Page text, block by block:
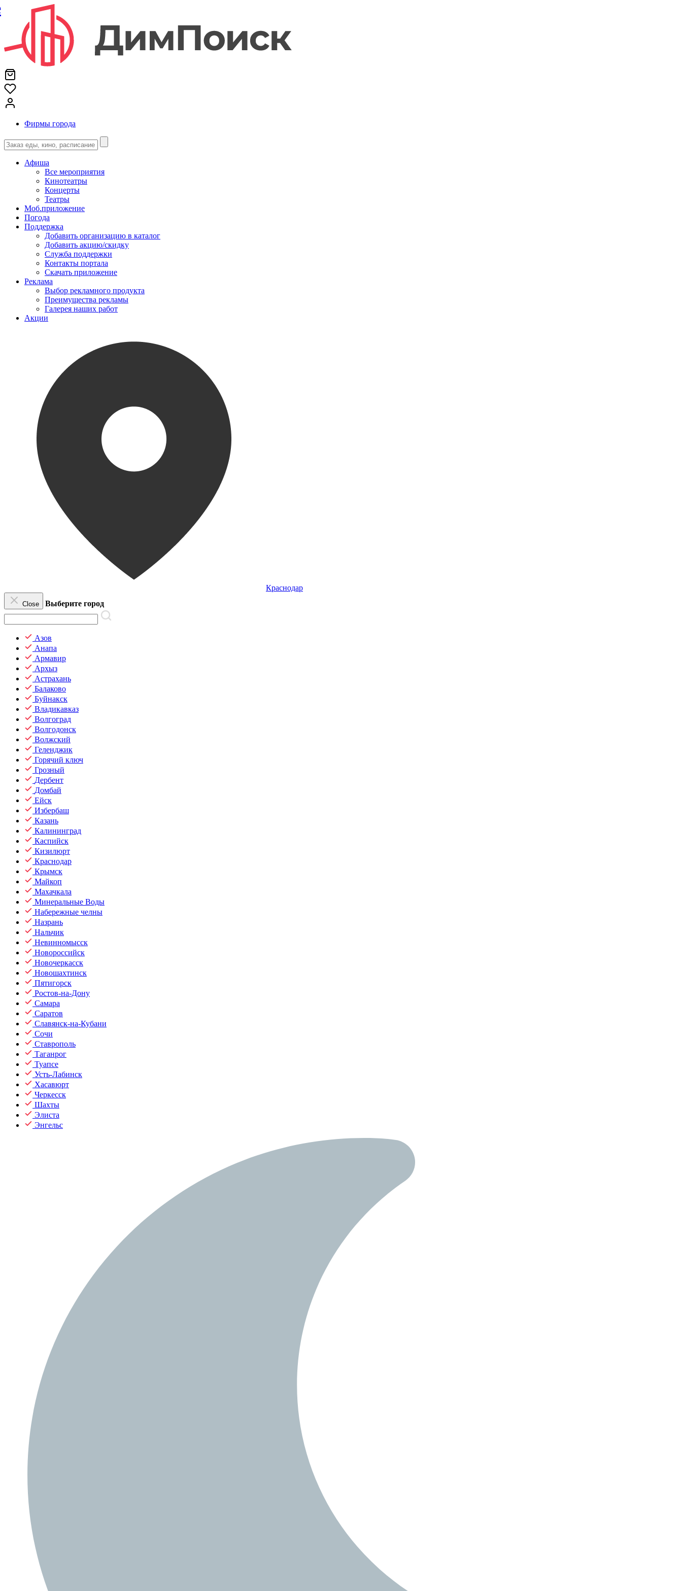
Фирмы города
Афиша
Все мероприятия
Кинотеатры
Концерты
Театры
Моб.приложение
Погода
Поддержка
Добавить организацию в каталог
Добавить акцию/скидку
Служба поддержки
Контакты портала
Скачать приложение
Реклама
Выбор рекламного продукта
Преимущества рекламы
Галерея наших работ
Акции
Краснодар
Close Выберите город
Азов
Анапа
Армавир
Архыз
Астрахань
Балаково
Буйнакск
Владикавказ
Волгоград
Волгодонск
Волжский
Геленджик
Горячий ключ
Грозный
Дербент
Домбай
Ейск
Избербаш
Казань
Калининград
Каспийск
Кизилюрт
Краснодар
Крымск
Майкоп
Махачкала
Минеральные Воды
Набережные челны
Назрань
Нальчик
Невинномысск
Новороссийск
Новочеркасск
Новошахтинск
Пятигорск
Ростов-на-Дону
Самара
Саратов
Славянск-на-Кубани
Сочи
Ставрополь
Таганрог
Туапсе
Усть-Лабинск
Хасавюрт
Черкесск
Шахты
Элиста
Энгельс